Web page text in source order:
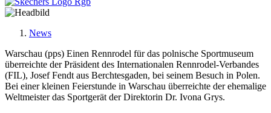
News
Warschau (pps) Einen Rennrodel für das polnische Sportmuseum
überreichte der Präsident des Internationalen Rennrodel-Verbandes
(FIL), Josef Fendt aus Berchtesgaden, bei seinem Besuch in Polen.
Bei einer kleinen Feierstunde in Warschau überreichte der ehemalige
Weltmeister das Sportgerät der Direktorin Dr. Ivona Grys.